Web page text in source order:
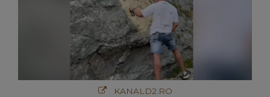
KANALD2.RO